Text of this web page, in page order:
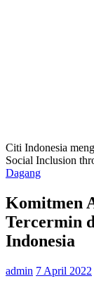
Citi Indonesia
Social Inclusion
Dagang
Komitmen
Tercermin
Indonesia
admin 7 April 2022